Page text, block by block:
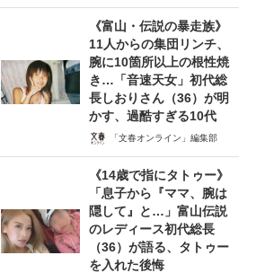
《富山・伝説の暴走族》
11人からの集団リンチ、
腕に10箇所以上の根性焼
き…「音速天女」初代総
長しおりさん（36）が明
かす、過酷すぎる10代
「文春オンライン」編集部
《14歳で指にタトゥー》
「息子から『ママ、腕は
隠して』と…」富山伝説
のレディース初代総長
（36）が語る、タトゥー
を入れた後悔